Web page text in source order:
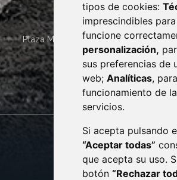
tipos de cookies:
imprescindibles
funcione
personalización,
sus preferencias de
web; Analíticas,
funcionamiento de
servicios.
Si acepta pulsando
“Aceptar todas”
que acepta su uso.
botón “Rechazar
Plaza Mayor 4 22400 MONZÓN -
· (34) 974 400 700 ·
sac@monzon.es
monzon.es
CONTACTO
AVISO LEGAL
PROTECCIÓN DE
POLÍTICA DE